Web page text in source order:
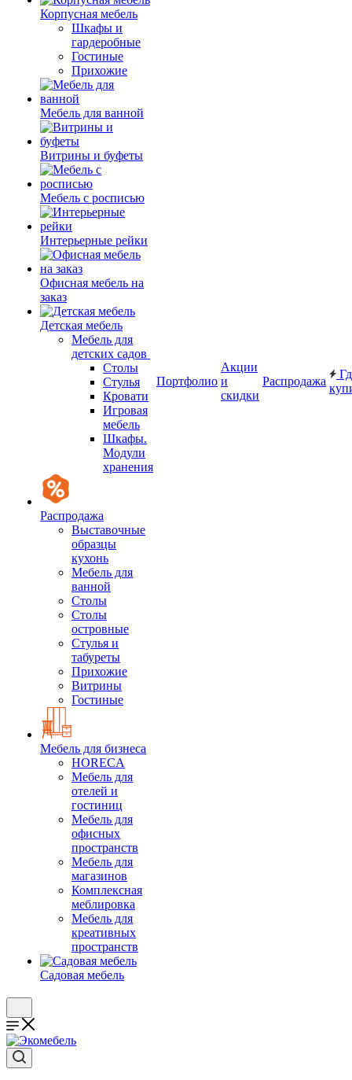
Корпусная мебель
Шкафы и
гардеробные
Гостиные
Прихожие
Мебель для ванной
Витрины и буфеты
Мебель с росписью
Интерьерные рейки
Офисная мебель на
заказ
Детская мебель
Мебель для
детских садов
Столы
Стулья
Кровати
Игровая
мебель
Шкафы.
Модули
хранения
Распродажа
Выставочные
образцы
кухонь
Мебель для
ванной
Столы
Столы
островные
Стулья и
табуреты
Прихожие
Витрины
Гостиные
Мебель для бизнеса
HORECA
Мебель для
отелей и
гостиниц
Мебель для
офисных
пространств
Мебель для
магазинов
Комплексная
меблировка
Мебель для
креативных
пространств
Садовая мебель
Портфолио
Акции
и
скидки
Распродажа